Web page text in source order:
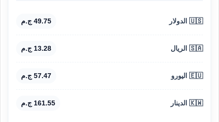
🇺🇸 الدولار 49.75 ج.م
🇸🇦 الريال 13.28 ج.م
🇪🇺 اليورو 57.47 ج.م
🇰🇼 الدينار 161.55 ج.م